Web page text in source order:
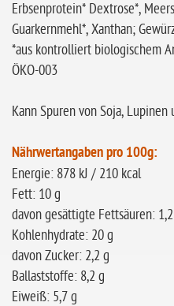
Erbsenprotein* Dextrose*,
Guarkernmehl*, Xanthan;
*aus kontrolliert biologischem
ÖKO-003
Kann Spuren von Soja,
Nährwertangaben pro 100g:
Energie: 878 kJ / 210 kcal
Fett: 10 g
davon gesättigte Fettsäuren:
Kohlenhydrate: 20 g
davon Zucker: 2,2 g
Ballaststoffe: 8,2 g
Eiweiß: 5,7 g